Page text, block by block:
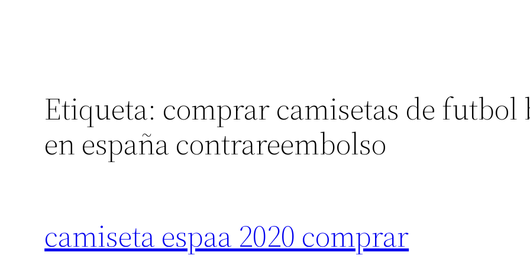
Etiqueta: comprar camisetas de futbol
en españa contrareembolso
camiseta espaa 2020 comprar